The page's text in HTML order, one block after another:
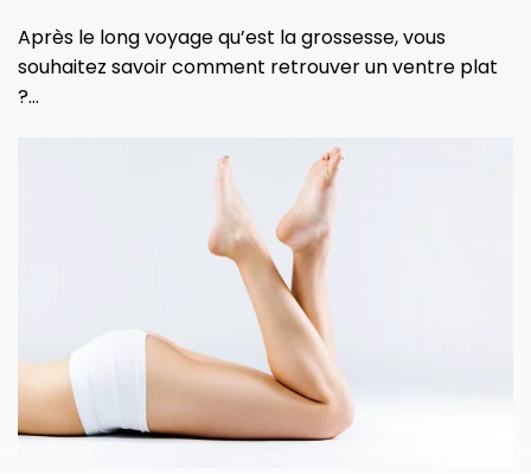
Après le long voyage qu’est la grossesse, vous
souhaitez savoir comment retrouver un ventre plat
?…